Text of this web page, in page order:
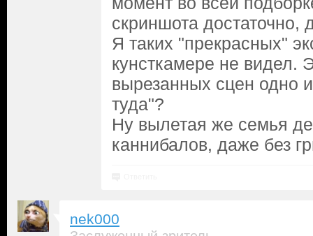
скриншота достаточно,
Я таких "прекрасных"
кунсткамере не видел.
вырезанных сцен одно
туда"?
Ну вылетая же семья
каннибалов, даже без
nek000